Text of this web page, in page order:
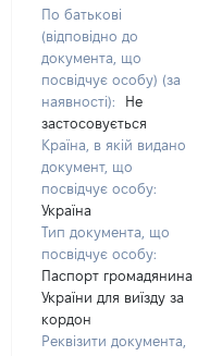
По батькові
(відповідно до
документа, що
посвідчує особу) (за
наявності):
Не
застосовується
Країна, в якій видано
документ, що
посвідчує особу:
Україна
Тип документа, що
посвідчує особу:
Паспорт громадянина
України для виїзду за
кордон
Реквізити документа,